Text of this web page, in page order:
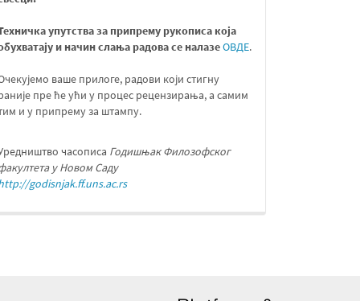
упутства за припрему рукописа која
и начин слања радова се налазеОВДЕ.
ваше прилоге, радови који стигну
пре ће ући у процес рецензирања, а самим
и у припрему за штампу.
часописа Годишњак Филозофског
у Новом Саду
godisnjak.ff.uns.ac.rs